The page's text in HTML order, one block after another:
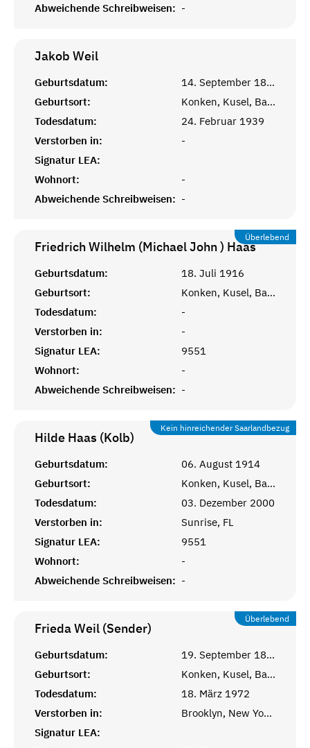
Abweichende Schreibweisen: -
Jakob Weil
Geburtsdatum:
14. September 1863
Geburtsort:
Konken, Kusel, Bayr. Pfalz
Todesdatum:
24. Februar 1939
Verstorben in:
-
Signatur LEA:
Wohnort:
-
Abweichende Schreibweisen: -
Überlebend
Friedrich Wilhelm (Michael John ) Haas
Geburtsdatum:
18. Juli 1916
Geburtsort:
Konken, Kusel, Bayr. Pfalz
Todesdatum:
-
Verstorben in:
-
Signatur LEA:
9551
Wohnort:
-
Abweichende Schreibweisen: -
Kein hinreichender Saarlandbezug
Hilde Haas (Kolb)
Geburtsdatum:
06. August 1914
Geburtsort:
Konken, Kusel, Bay. Pfalz
Todesdatum:
03. Dezember 2000
Verstorben in:
Sunrise, FL
Signatur LEA:
9551
Wohnort:
-
Abweichende Schreibweisen: -
Überlebend
Frieda Weil (Sender)
Geburtsdatum:
19. September 1889
Geburtsort:
Konken, Kusel, Bayr. Pfalz
Todesdatum:
18. März 1972
Verstorben in:
Brooklyn, New York City, NY
Signatur LEA: